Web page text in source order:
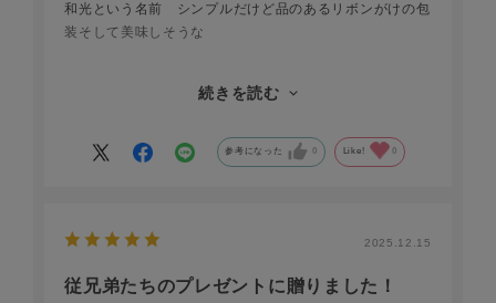
和光という名前 シンプルだけど品のあるリボンがけの包
装そして美味しそうな
次は自分が相手に驚かれのを楽しみにプレゼントするケー
続きを読む
参考になった 0 Like! 0
2025.12.15
従兄弟たちのプレゼントに贈りました！